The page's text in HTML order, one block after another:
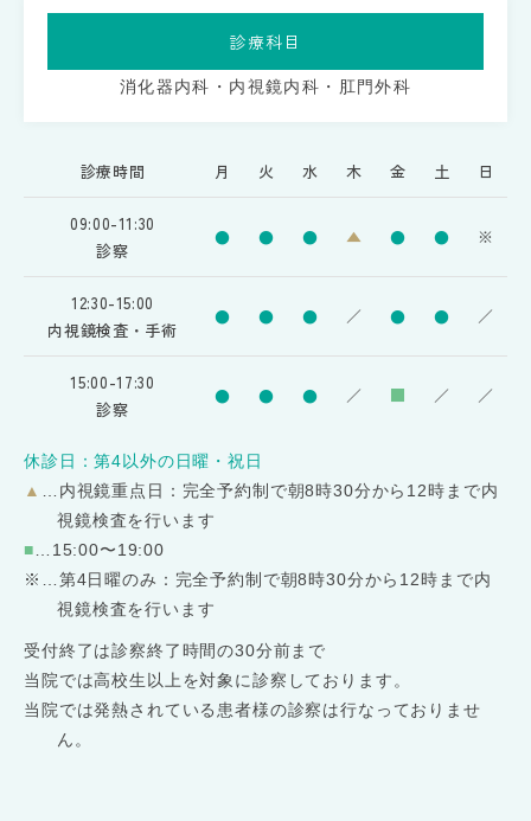
診療科目
消化器内科・内視鏡内科・肛門外科
診療時間 月 火 水 木 金 土 日
09:00-11:30
診察
● ● ● ▲ ● ● ※
12:30-15:00
内視鏡検査・手術
● ● ● ／ ● ● ／
15:00-17:30
診察
● ● ● ／ ■ ／ ／
休診日：第4以外の日曜・祝日
▲
…内視鏡重点日：完全予約制で朝8時30分から12時まで内
視鏡検査を行います
■ …15:00〜19:00
※
…第4日曜のみ：完全予約制で朝8時30分から12時まで内
視鏡検査を行います
受付終了は診察終了時間の30分前まで
当院では高校生以上を対象に診察しております。
当院では発熱されている患者様の診察は行なっておりませ
ん。